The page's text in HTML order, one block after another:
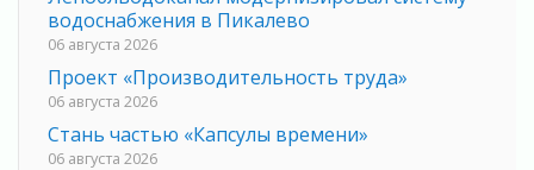
водоснабжения в Пикалево
06 августа 2026
Проект «Производительность труда»
06 августа 2026
Стань частью «Капсулы времени»
06 августа 2026